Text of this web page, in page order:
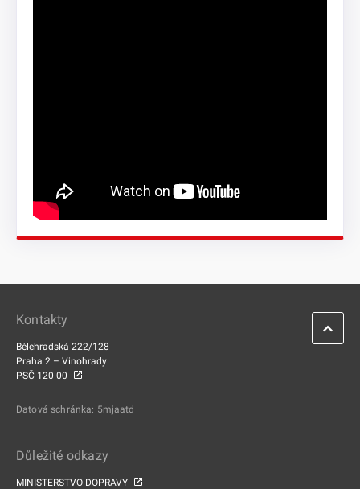
Kontakty
Bělehradská 222/128
Praha 2 – Vinohrady
PSČ 120 00
Datová schránka: 5mjaatd
Důležité odkazy
MINISTERSTVO DOPRAVY